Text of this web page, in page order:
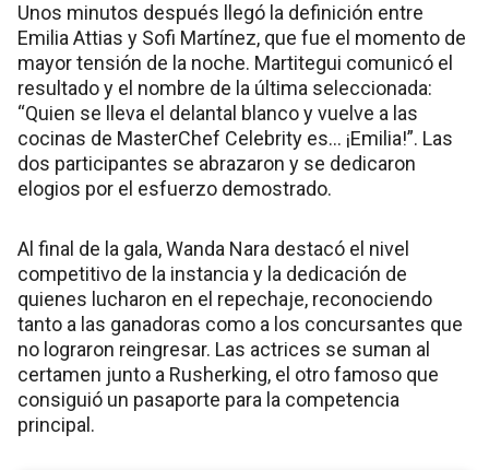
Unos minutos después llegó la definición entre
Emilia Attias y Sofi Martínez, que fue el momento de
mayor tensión de la noche. Martitegui comunicó el
resultado y el nombre de la última seleccionada:
“Quien se lleva el delantal blanco y vuelve a las
cocinas de MasterChef Celebrity es… ¡Emilia!”. Las
dos participantes se abrazaron y se dedicaron
elogios por el esfuerzo demostrado.
Al final de la gala, Wanda Nara destacó el nivel
competitivo de la instancia y la dedicación de
quienes lucharon en el repechaje, reconociendo
tanto a las ganadoras como a los concursantes que
no lograron reingresar. Las actrices se suman al
certamen junto a Rusherking, el otro famoso que
consiguió un pasaporte para la competencia
principal.